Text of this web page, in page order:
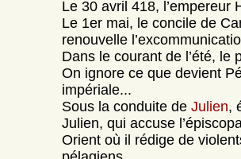
Le 30 avril 418, l’empereur
Le 1er mai, le concile de
renouvelle
Dans le courant de l’été, le
On ignore ce que devient
impériale...
Sous la conduite de Julien,
Julien, qui accuse
Orient où il rédige de